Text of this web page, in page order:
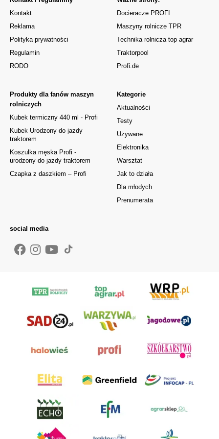
Kontakt
Reklama
Polityka prywatności
Regulamin
RODO
Kategorie
Aktualności
Testy
Używane
Elektronika
Warsztat
Jak to działa
Dla młodych
Prenumerata
Produkty dla fanów maszyn
rolniczych
Kubek termiczny 440 ml - Profi
Kubek Urodzony do jazdy
traktorem
Koszulka męska Profi -
urodzony do jazdy traktorem
Czapka z daszkiem – Profi
Docieracze PROFI
Maszyny rolnicze TPR
Technika rolnicza top agrar
Traktorpool
Profi.de
social media